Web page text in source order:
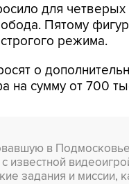
для
Пятому
режима.
о
на сумму от 700
в
известной
задания и миссии,